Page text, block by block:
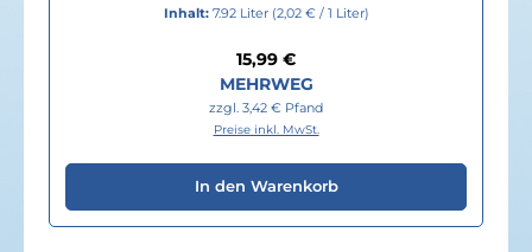
Inhalt: 7.92 Liter (2,02 € / 1 Liter)
Regulärer Preis:
15,99 €
MEHRWEG
zzgl. 3,42 € Pfand
Preise inkl. MwSt.
In den Warenkorb